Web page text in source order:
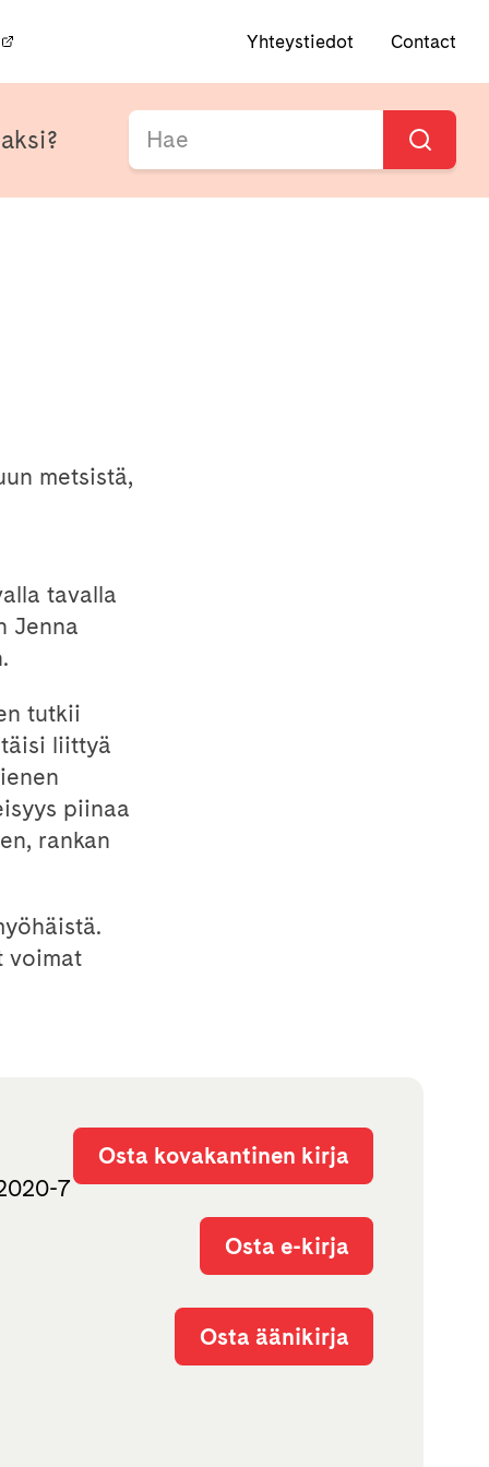
Yhteystiedot Contact
metsistä,
tavalla
Jenna
tutkii
liittyä
piinaa
rankan
voimat
7
Osta kovakantinen kirja
Osta e-kirja
Osta äänikirja